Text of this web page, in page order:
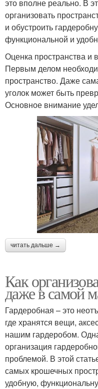
это вполне реально. В
организовать
и обустроить
функциональной и
Оценка пространства и
Первым делом
пространство. Даже
уголок может быть
Основное внимание
читать дальше →
Как
даже в самой
Гардеробная – это
где хранятся вещи,
нашим гардеробом.
организация
проблемой. В этой
самых крошечных
удобную,